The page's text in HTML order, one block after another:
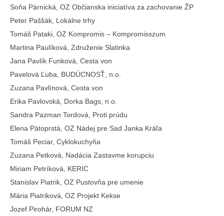
Soňa Párnická, OZ Občianska iniciatíva za zachovanie ŽP
Peter Paššák, Lokálne trhy
Tomáš Pataki, OZ Kompromis – Kompromisszum
Martina Paulíková, Združenie Slatinka
Jana Pavlík Funková, Cesta von
Pavelová Ľuba, BUDÚCNOSŤ, n.o.
Zuzana Pavlínová, Cesta von
Erika Pavlovská, Dorka Bags, n.o.
Sandra Pazman Tordová, Proti prúdu
Elena Pätoprstá, OZ Nádej pre Sad Janka Kráľa
Tomáš Peciar, Cyklokuchyňa
Zuzana Petková, Nadácia Zastavme korupciu
Miriam Petríková, KERIC
Stanislav Piatrik, OZ Pustovňa pre umenie
Mária Piatriková, OZ Projekt Kekse
Jozef Pirohár, FORUM NZ